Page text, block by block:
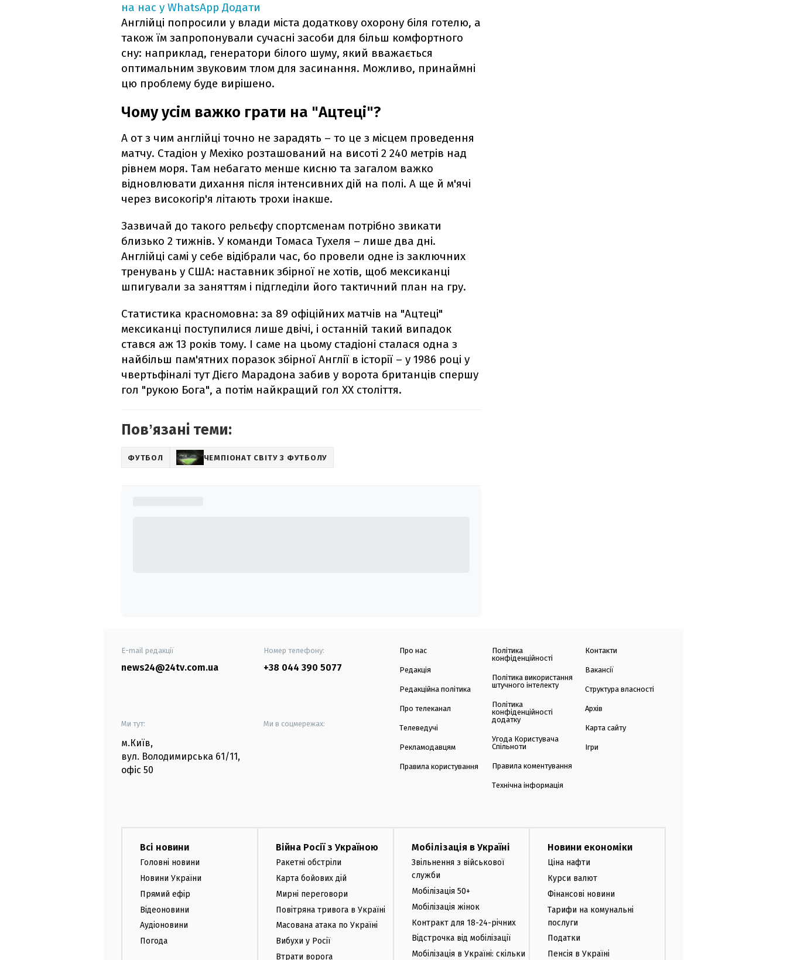
на нас у WhatsApp Додати
Англійці попросили у влади міста додаткову охорону біля готелю, а
також їм запропонували сучасні засоби для більш комфортного
сну: наприклад, генератори білого шуму, який вважається
оптимальним звуковим тлом для засинання. Можливо, принаймні
цю проблему буде вирішено.
Чому усім важко грати на "Ацтеці"?
А от з чим англійці точно не зарадять – то це з місцем проведення
матчу. Стадіон у Мехіко розташований на висоті 2 240 метрів над
рівнем моря. Там небагато менше кисню та загалом важко
відновлювати дихання після інтенсивних дій на полі. А ще й м'ячі
через високогір'я літають трохи інакше.
Зазвичай до такого рельєфу спортсменам потрібно звикати
близько 2 тижнів. У команди Томаса Тухеля – лише два дні.
Англійці самі у себе відібрали час, бо провели одне із заключних
тренувань у США: наставник збірної не хотів, щоб мексиканці
шпигували за заняттям і підгледіли його тактичний план на гру.
Статистика красномовна: за 89 офіційних матчів на "Ацтеці"
мексиканці поступилися лише двічі, і останній такий випадок
стався аж 13 років тому. І саме на цьому стадіоні сталася одна з
найбільш пам'ятних поразок збірної Англії в історії – у 1986 році у
чвертьфіналі тут Дієго Марадона забив у ворота британців спершу
гол "рукою Бога", а потім найкращий гол XX століття.
Повʼязані теми:
ФУТБОЛ ЧЕМПІОНАТ СВІТУ З ФУТБОЛУ
E-mail редакції
news24@24tv.com.ua
Номер телефону:
+38 044 390 5077
Ми тут:
м.Київ,
вул. Володимирська 61/11,
офіс 50
Ми в соцмережах:
Про нас
Редакція
Редакційна політика
Про телеканал
Телеведучі
Рекламодавцям
Правила користування
Політика
конфіденційності
Політика використання
штучного інтелекту
Політика
конфіденційності
додатку
Угода Користувача
Спільноти
Правила коментування
Технічна інформація
Контакти
Вакансії
Структура власності
Архів
Карта сайту
Ігри
Всі новини
Головні новини
Новини України
Прямий ефір
Відеоновини
Аудіоновини
Погода
Війна Росії з Україною
Ракетні обстріли
Карта бойових дій
Мирні переговори
Повітряна тривога в Україні
Масована атака по Україні
Вибухи у Росії
Втрати ворога
Мобілізація в Україні
Звільнення з військової
служби
Мобілізація 50+
Мобілізація жінок
Контракт для 18-24-річних
Відстрочка від мобілізації
Мобілізація в Україні: скільки
Новини економіки
Ціна нафти
Курси валют
Фінансові новини
Тарифи на комунальні
послуги
Податки
Пенсія в Україні